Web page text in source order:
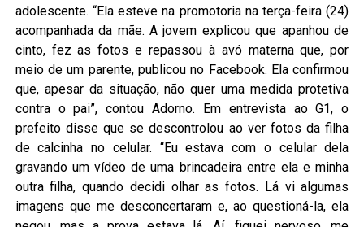
adolescente. “Ela esteve na promotoria na terça-feira (24)
acompanhada da mãe. A jovem explicou que apanhou de
cinto, fez as fotos e repassou à avó materna que, por
meio de um parente, publicou no Facebook. Ela confirmou
que, apesar da situação, não quer uma medida protetiva
contra o pai”, contou Adorno. Em entrevista ao G1, o
prefeito disse que se descontrolou ao ver fotos da filha
de calcinha no celular. “Eu estava com o celular dela
gravando um vídeo de uma brincadeira entre ela e minha
outra filha, quando decidi olhar as fotos. Lá vi algumas
imagens que me desconcertaram e, ao questioná-la, ela